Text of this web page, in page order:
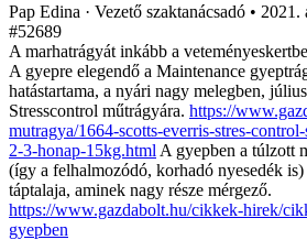
Pap Edina · Vezető szaktanácsadó • 2021.
#52689
A marhatrágyát inkább a
A gyepre elegendő a Maintenance
hatástartama, a nyári nagy melegben,
Stresscontrol műtrágyára. https://
mutragya/1664-scotts-everris-stres-
2-3-honap-15kg.html A gyepben a túlzott
(így a felhalmozódó, korhadó nyesedék
táptalaja, aminek nagy része mérgező.
https://www.gazdabolt.hu/cikkek-hirek/
gyepben